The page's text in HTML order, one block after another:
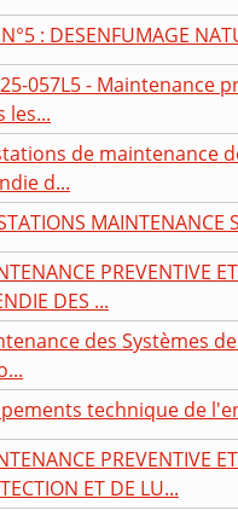
: DESENFUMAGE
057L5 - Maintenance
les...
de maintenance
d...
PREVENTIVE
DES ...
des Systèmes
technique de
PREVENTIVE
ET DE LU...